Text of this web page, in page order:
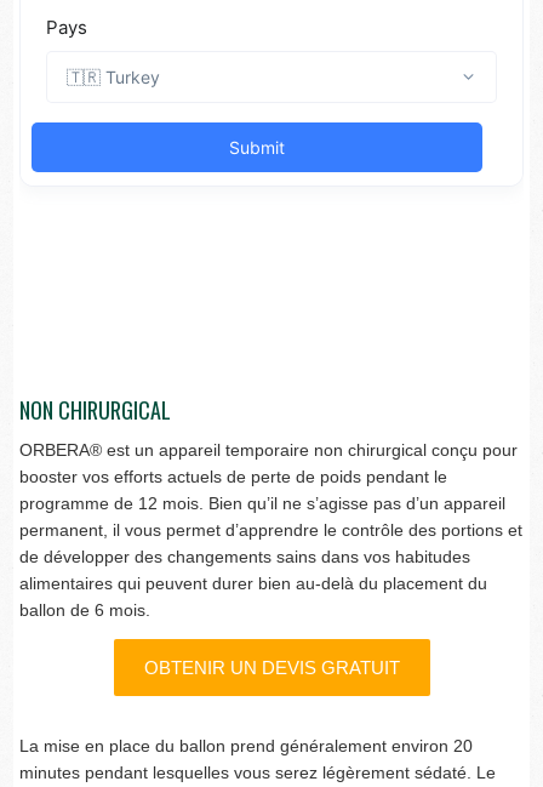
NON CHIRURGICAL
ORBERA® est un appareil temporaire non chirurgical conçu pour
booster vos efforts actuels de perte de poids pendant le
programme de 12 mois. Bien qu’il ne s’agisse pas d’un appareil
permanent, il vous permet d’apprendre le contrôle des portions et
de développer des changements sains dans vos habitudes
alimentaires qui peuvent durer bien au-delà du placement du
ballon de 6 mois.
OBTENIR UN DEVIS GRATUIT
La mise en place du ballon prend généralement environ 20
minutes pendant lesquelles vous serez légèrement sédaté. Le